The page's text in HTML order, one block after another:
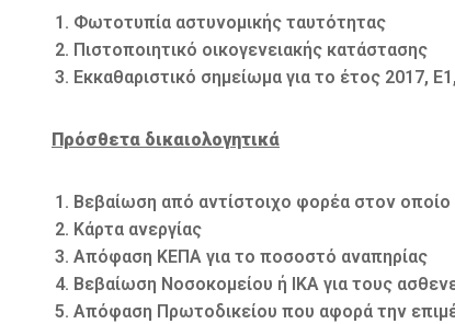
Φωτοτυπία αστυνομικής ταυτότητας
Πιστοποιητικό οικογενειακής κατάστασης
Εκκαθαριστικό σημείωμα για το έτος 2017,
Πρόσθετα δικαιολογητικά
Βεβαίωση από αντίστοιχο φορέα στον
Κάρτα ανεργίας
Απόφαση ΚΕΠΑ για το ποσοστό αναπηρίας
Βεβαίωση Νοσοκομείου ή ΙΚΑ για τους
Απόφαση Πρωτοδικείου που αφορά την